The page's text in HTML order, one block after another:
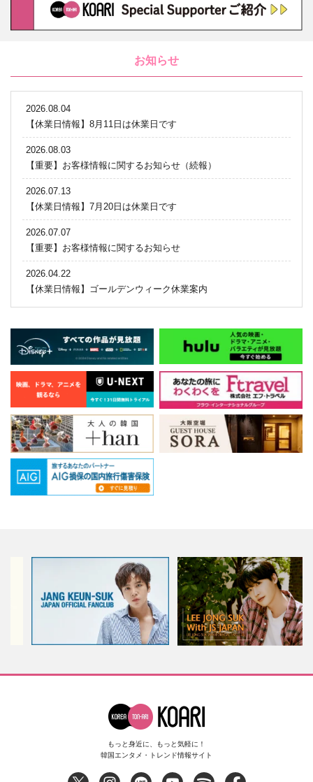
お知らせ
2026.08.04
【休業日情報】8月11日は休業日です
2026.08.03
【重要】お客様情報に関するお知らせ（続報）
2026.07.13
【休業日情報】7月20日は休業日です
2026.07.07
【重要】お客様情報に関するお知らせ
2026.04.22
【休業日情報】ゴールデンウィーク休業案内
もっと身近に、もっと気軽に！
韓国エンタメ・トレンド情報サイト